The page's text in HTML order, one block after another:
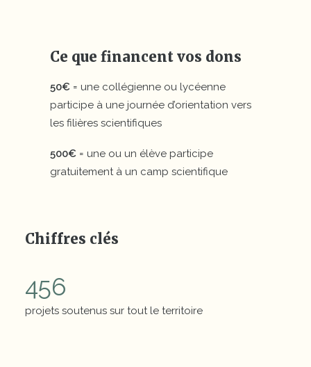
Ce que financent vos dons
50€ = une collégienne ou lycéenne
participe à une journée d’orientation vers
les filières scientifiques
500€ = une ou un élève participe
gratuitement à un camp scientifique
Chiffres clés
456
projets soutenus sur tout le territoire